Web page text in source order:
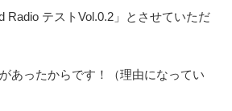
Radio テストVol.0.2」とさせていただ
あったからです！（理由になってい